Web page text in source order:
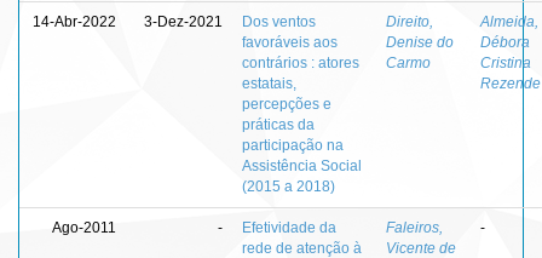
14-Abr-2022 3-Dez-2021
Dos ventos
favoráveis aos
contrários : atores
estatais,
percepções e
práticas da
participação na
Assistência Social
(2015 a 2018)
Direito,
Denise do
Carmo
Almeida,
Débora
Cristina
Ago-2011 -
Efetividade da
rede de atenção à
Faleiros,
Vicente de
-